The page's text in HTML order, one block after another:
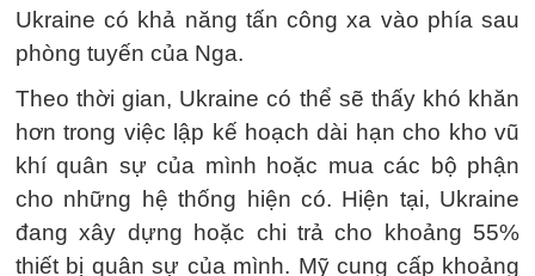
Ukraine có khả năng tấn công xa vào phía sau
phòng tuyến của Nga.
Theo thời gian, Ukraine có thể sẽ thấy khó khăn
hơn trong việc lập kế hoạch dài hạn cho kho vũ
khí quân sự của mình hoặc mua các bộ phận
cho những hệ thống hiện có. Hiện tại, Ukraine
đang xây dựng hoặc chi trả cho khoảng 55%
thiết bị quân sự của mình. Mỹ cung cấp khoảng